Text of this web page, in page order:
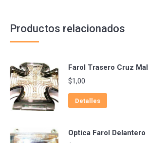
Productos relacionados
Farol Trasero Cruz
$1,00
Detalles
Optica Farol Delantero